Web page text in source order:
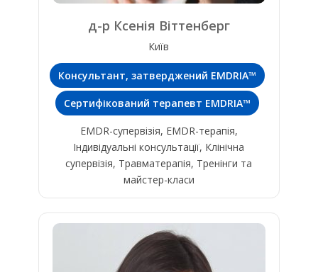
д-р Ксенія Віттенберг
Київ
Консультант, затверджений EMDRIA™
Сертифікований терапевт EMDRIA™
EMDR-супервізія, EMDR-терапія,
Індивідуальні консультації, Клінічна
супервізія, Травматерапія, Тренінги та
майстер-класи